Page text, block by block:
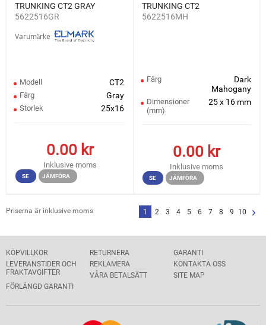
TRUNKING CT2 GRAY
5622516GR
Varumärke
Modell CT2
Färg Gray
Storlek 25x16
0.00kr
Inklusive moms
SE JÄMFÖRA
TRUNKING CT2
MAHOGANY
5622516MH
Färg
Dark
Mahogany
Dimensioner
(mm)
25 x 16 mm
0.00 kr
Inklusive moms
SE JÄMFÖRA
Priserna är inklusive moms 1 2 3 4 5 6 7 8 9 10
KÖPVILLKOR RETURNERA
GARANTI
LEVERANSTIDER OCH
FRAKTAVGIFTER
REKLAMERA
KONTAKTA OSS
VÅRA BETALSÄTT
SITE MAP
FÖRLÄNGD GARANTI